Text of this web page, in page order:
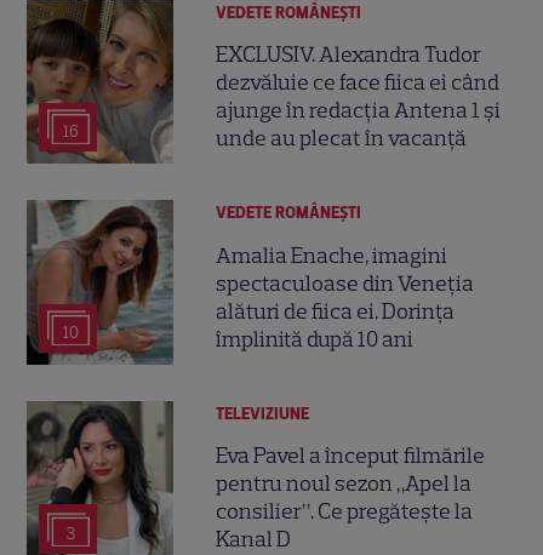
16
VEDETE ROMÂNEŞTI
EXCLUSIV. Alexandra Tudor
dezvăluie ce face fiica ei când
ajunge în redacția Antena 1 și
unde au plecat în vacanță
10
VEDETE ROMÂNEŞTI
Amalia Enache, imagini
spectaculoase din Veneția
alături de fiica ei. Dorința
împlinită după 10 ani
3
TELEVIZIUNE
Eva Pavel a început filmările
pentru noul sezon „Apel la
consilier”. Ce pregătește la
Kanal D